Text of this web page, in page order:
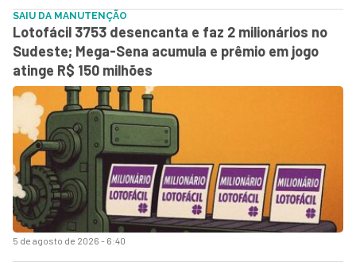
5 de agosto de 2026 - 6:40
SAIU DA MANUTENÇÃO
Lotofácil 3753 desencanta e faz 2 milionários no
Sudeste; Mega-Sena acumula e prêmio em jogo
atinge R$ 150 milhões